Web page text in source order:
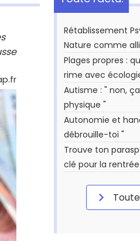
Rétablissement
Nature comme
Plages propres :
rime avec
Autisme : " non,
physique "
Autonomie et
débrouille-toi "
Trouve ton
clé pour la rentrée